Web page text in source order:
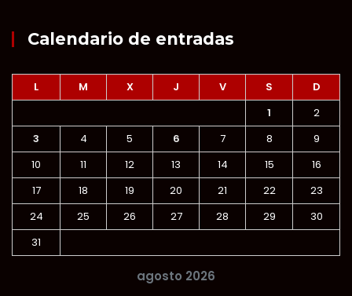
Calendario de entradas
agosto 2026
L M X J V S
D
1
2
3
4 5 6 7 8
9
10
11 12 13 14 15
16
17
18 19 20 21 22
23
24
25 26 27 28 29
30
31